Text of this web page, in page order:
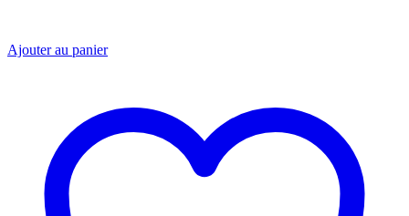
Ajouter au panier